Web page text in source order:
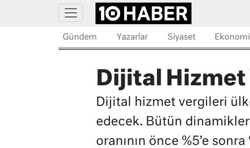
Gündem Yazarlar Siyaset Ekonomi
Dijital Hizmet
Dijital hizmet vergileri
edecek. Bütün
oranının önce %5’e